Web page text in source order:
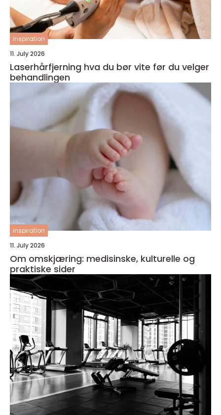
inspiration
11. July 2026
Laserhårfjerning hva du bør vite før du velger
behandlingen
inspiration
11. July 2026
Om omskjæring: medisinske, kulturelle og
praktiske sider